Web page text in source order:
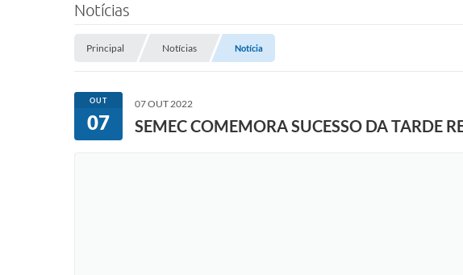
Notícias
Principal Notícias Notícia
OUT
07
07 OUT 2022
SEMEC COMEMORA SUCESSO DA TARDE